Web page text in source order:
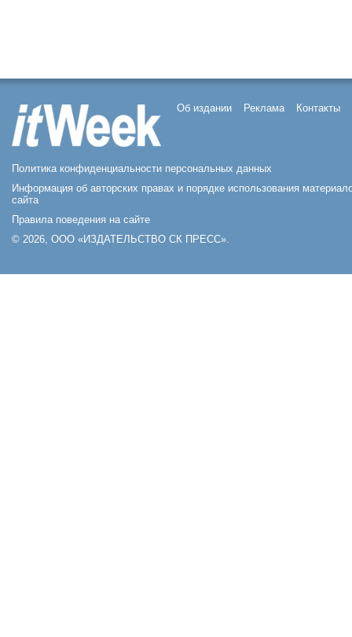
Об издании Реклама Контакты
Политика конфиденциальности персональных данных
Информация об авторских правах и порядке использования
сайта
Правила поведения на сайте
© 2026, ООО «ИЗДАТЕЛЬСТВО СК ПРЕСС».